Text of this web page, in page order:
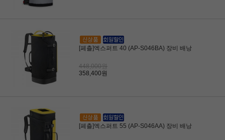
[페츨]엑스퍼트 40 (AP-S046BA) 장비 배낭
448,000원
358,400원
[페츨]엑스퍼트 55 (AP-S046AA) 장비 배낭